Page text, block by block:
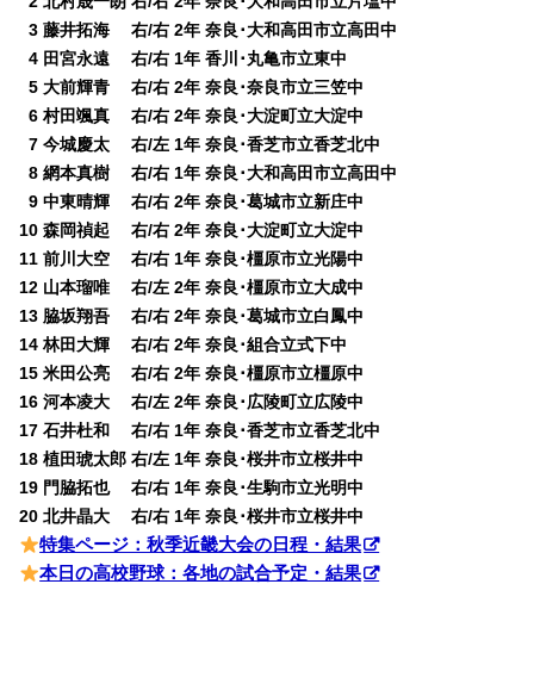
03 藤井拓海 右/右 2年 奈良･大和高田市立高田中
04 田宮永遠 右/右 1年 香川･丸亀市立東中
05 大前輝青 右/右 2年 奈良･奈良市立三笠中
06 村田颯真 右/右 2年 奈良･大淀町立大淀中
07 今城慶太 右/左 1年 奈良･香芝市立香芝北中
08 網本真樹 右/右 1年 奈良･大和高田市立高田中
09 中東晴輝 右/右 2年 奈良･葛城市立新庄中
10 森岡禎起 右/右 2年 奈良･大淀町立大淀中
11 前川大空 右/右 1年 奈良･橿原市立光陽中
12 山本瑠唯 右/左 2年 奈良･橿原市立大成中
13 脇坂翔吾 右/右 2年 奈良･葛城市立白鳳中
14 林田大輝 右/右 2年 奈良･組合立式下中
15 米田公亮 右/右 2年 奈良･橿原市立橿原中
16 河本凌大 右/左 2年 奈良･広陵町立広陵中
17 石井杜和 右/右 1年 奈良･香芝市立香芝北中
18 植田琥太郎 右/左 1年 奈良･桜井市立桜井中
19 門脇拓也 右/右 1年 奈良･生駒市立光明中
20 北井晶大 右/右 1年 奈良･桜井市立桜井中
特集ページ：秋季近畿大会の日程・結果
本日の高校野球：各地の試合予定・結果